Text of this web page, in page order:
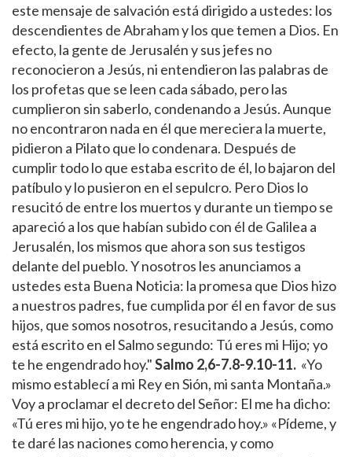
este mensaje de salvación está dirigido a ustedes: los
descendientes de Abraham y los que temen a Dios. En
efecto, la gente de Jerusalén y sus jefes no
reconocieron a Jesús, ni entendieron las palabras de
los profetas que se leen cada sábado, pero las
cumplieron sin saberlo, condenando a Jesús. Aunque
no encontraron nada en él que mereciera la muerte,
pidieron a Pilato que lo condenara. Después de
cumplir todo lo que estaba escrito de él, lo bajaron del
patíbulo y lo pusieron en el sepulcro. Pero Dios lo
resucitó de entre los muertos y durante un tiempo se
apareció a los que habían subido con él de Galilea a
Jerusalén, los mismos que ahora son sus testigos
delante del pueblo. Y nosotros les anunciamos a
ustedes esta Buena Noticia: la promesa que Dios hizo
a nuestros padres, fue cumplida por él en favor de sus
hijos, que somos nosotros, resucitando a Jesús, como
está escrito en el Salmo segundo: Tú eres mi Hijo; yo
te he engendrado hoy."Salmo 2,6-7.8-9.10-11. «Yo
mismo establecí a mi Rey en Sión, mi santa Montaña.»
Voy a proclamar el decreto del Señor: El me ha dicho:
«Tú eres mi hijo, yo te he engendrado hoy.» «Pídeme, y
te daré las naciones como herencia, y como